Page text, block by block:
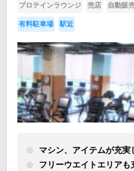
プロテインラウンジ 売店 自動販
有料駐車場 駅近
マシン、アイテムが充実
フリーウエイトエリアも